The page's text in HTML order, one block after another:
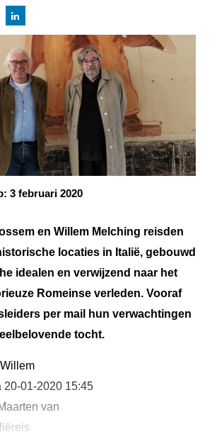
3 februari 2020
en Willem Melching reisden
locaties in Italië, gebouwd
idealen en verwijzend naar het
Romeinse verleden. Vooraf
per mail hun verwachtingen
tocht.
20-01-2020 15:45
van